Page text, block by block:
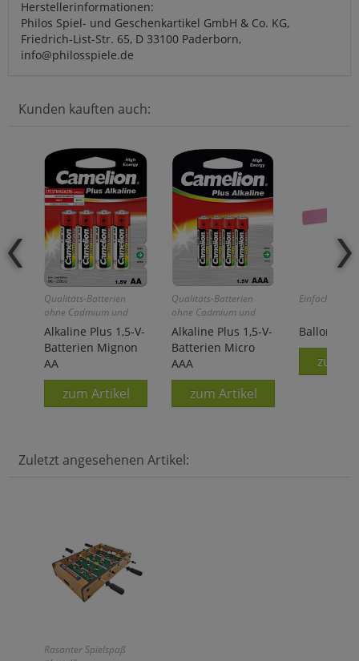
Herstellerinformationen:
Philos Spiel- und Geschenkartikel GmbH & Co. KG,
Friedrich-List-Str. 65, D 33100 Paderborn,
info@philosspiele.de
Kunden kauften auch:
Qualitäts-Batterien
ohne Cadmium und
Quecksilber!
Alkaline Plus 1,5-V-
Batterien Mignon
AA
zum Artikel
Qualitäts-Batterien
ohne Cadmium und
Quecksilber!
Alkaline Plus 1,5-V-
Batterien Micro
AAA
zum Artikel
Einfach und
Ballon-
zum
Zuletzt angesehenen Artikel:
Rasanter Spielspaß